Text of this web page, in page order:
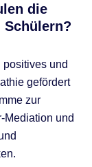
die
Schülern?
und
gefördert
zur
Mediation und